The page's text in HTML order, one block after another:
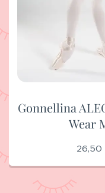
Gonnellina
Wear
26,50